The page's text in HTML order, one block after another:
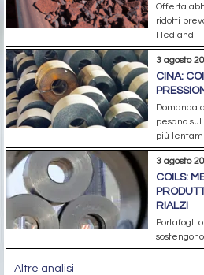
Offerta
ridotti
Hedland
3 agosto
CINA:
Domanda
pesano
più
3 agosto
COILS:
RIALZI
Portafogli
Altre analisi